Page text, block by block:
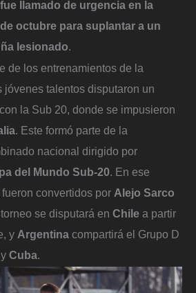
llamado de urgencia en la
octubre para suplantar a un
lesionado
de los entrenamientos de la
jóvenes talentos disputaron un
la Sub 20, donde se impusieron
. Este formó parte de la
nacional dirigido por
del Mundo Sub-20. En ese
convertidos por Alejo Sarco
se disputará en Chile a partir
y Argentina compartirá el Grupo D
y Cuba.